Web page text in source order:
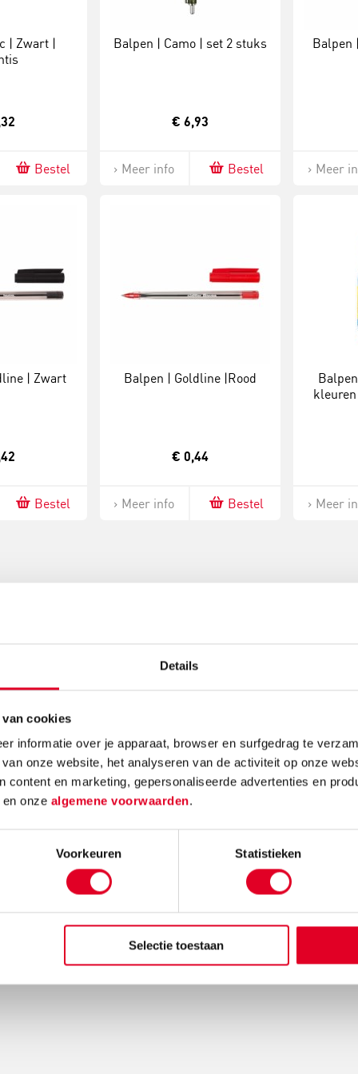
Details
cookies
informatie over je apparaat, browser en surfgedrag te
onze website, het analyseren van de activiteit op onze
content en marketing, gepersonaliseerde advertenties en
en onze algemene voorwaarden.
Voorkeuren Statistieken
Selectie toestaan
| Zwart |
Bestel
Balpen | Camo | set 2 stuks
€ 6,93
Meer info Bestel
Balpen
Meer
| Zwart
Bestel
Balpen | Goldline |Rood
€ 0,44
Meer info Bestel Meer